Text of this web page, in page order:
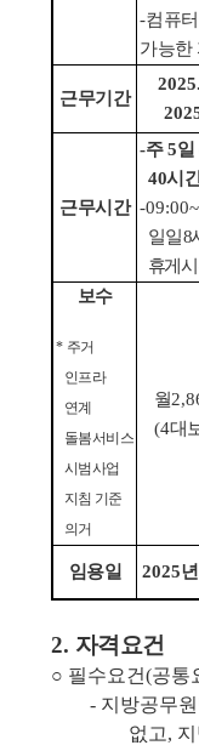
-컴퓨
가능한
근무기간
근무시간
-주5일
40시
-
일일8
휴게
보수
* 주거
인프라
연계
돌봄서비스
시범사업
지침 기준
의거
월
(4대
임용일 2025
2. 자격요건
○ 필수요건(공통
- 지방공무
없고,